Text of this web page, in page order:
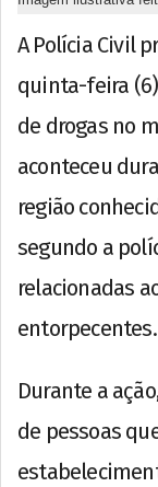
A Polícia Civil
quinta-feira
de drogas no
aconteceu
região
segundo a
relacionadas
entorpecentes.
Durante a
de pessoas